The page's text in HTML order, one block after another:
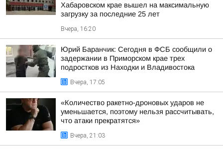
Хабаровском крае вышел на максимальную
загрузку за последние 25 лет
Вчера, 16:20
Юрий Баранчик: Сегодня в ФСБ сообщили о
задержании в Приморском крае трех
подростков из Находки и Владивостока
Вчера, 17:05
«Количество ракетно-дроновых ударов не
уменьшается, поэтому нельзя рассчитывать,
что атаки прекратятся»
Вчера, 21:03